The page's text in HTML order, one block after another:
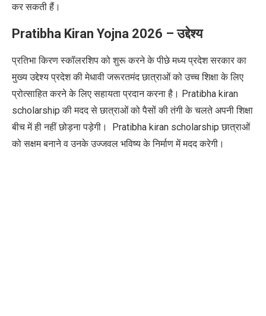
कर सकती हैं।
Pratibha Kiran Yojna 2026 –उद्देश्य
प्रतिभा किरण स्कॉलरशिप को शुरू करने के पीछे मध्य प्रदेश सरकार का
मुख्य उद्देश्य प्रदेश की मेधावी जरूरतमंद छात्राओं को उच्च शिक्षा के लिए
प्रोत्साहित करने के लिए सहायता प्रदान करना है। Pratibha kiran
scholarship की मदद से छात्राओं को पैसों की तंगी के चलते अपनी शिक्षा
बीच में ही नहीं छोड़ना पड़ेगी। Pratibha kiran scholarship छात्राओं
को सक्षम बनाने व उनके उज्जवल भविष्य के निर्माण में मदद करेगी।